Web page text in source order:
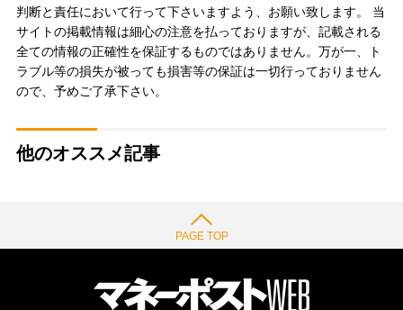
判断と責任において行って下さいますよう、お願い致します。 当
サイトの掲載情報は細心の注意を払っておりますが、記載される
全ての情報の正確性を保証するものではありません。万が一、ト
ラブル等の損失が被っても損害等の保証は一切行っておりません
ので、予めご了承下さい。
他のオススメ記事
PAGE TOP